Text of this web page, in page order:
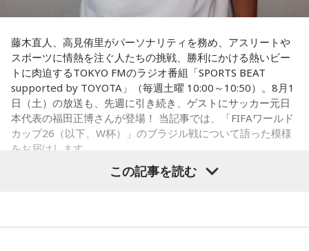
藤木直人、高見侑里がパーソナリティを務め、アスリートや
スポーツに情熱を注ぐ人たちの挑戦、勝利にかける熱いビー
トに肉迫するTOKYO FMのラジオ番組「SPORTS BEAT
supported by TOYOTA」（毎週土曜 10:00～10:50）。8月1
日（土）の放送も、先週に引き続き、ゲストにサッカー元日
本代表の福田正博さんが登場！ 当記事では、「FIFAワールド
カップ26（以下、W杯）」のブラジル戦について語った模様
をお届けします。
この記事を読む